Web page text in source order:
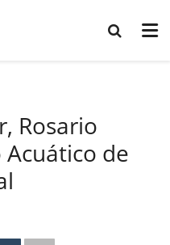
Rosario
de